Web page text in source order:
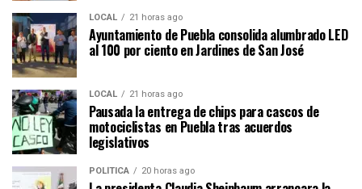
LOCAL 21 horas ago
Ayuntamiento de Puebla consolida alumbrado LED
al 100 por ciento en Jardines de San José
LOCAL 21 horas ago
Pausada la entrega de chips para cascos de
motociclistas en Puebla tras acuerdos
legislativos
POLÍTICA 20 horas ago